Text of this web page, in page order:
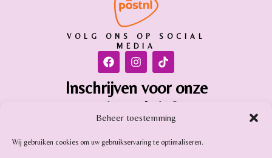
Beheer toestemming
Wij gebruiken cookies om uw gebruikservaring te optimaliseren.
VOLG ONS OP SOCIAL
MEDIA
Inschrijven voor onze
nieuwsbrief